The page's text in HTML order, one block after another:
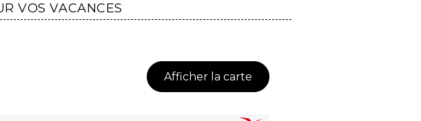
VOS VACANCES
Afficher la carte